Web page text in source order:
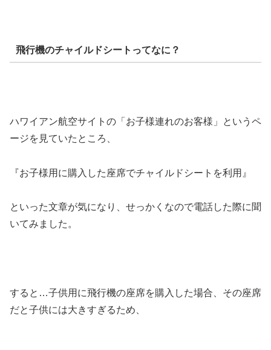
飛行機のチャイルドシートってなに？
ハワイアン航空サイトの「お子様連れのお客様」というペ
ージを見ていたところ、
『お子様用に購入した座席でチャイルドシートを利用』
といった文章が気になり、せっかくなので電話した際に聞
いてみました。
すると…子供用に飛行機の座席を購入した場合、その座席
だと子供には大きすぎるため、